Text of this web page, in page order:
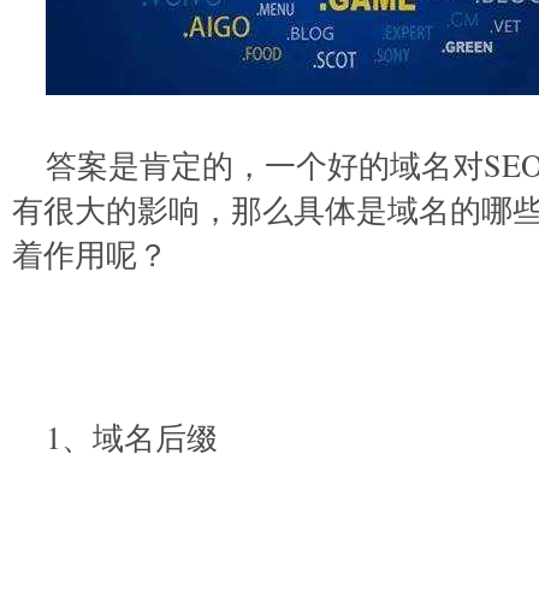
答案是肯定的，一个好的域名对
有很大的影响，那么具体是域名的哪
着作用呢？
1、域名后缀